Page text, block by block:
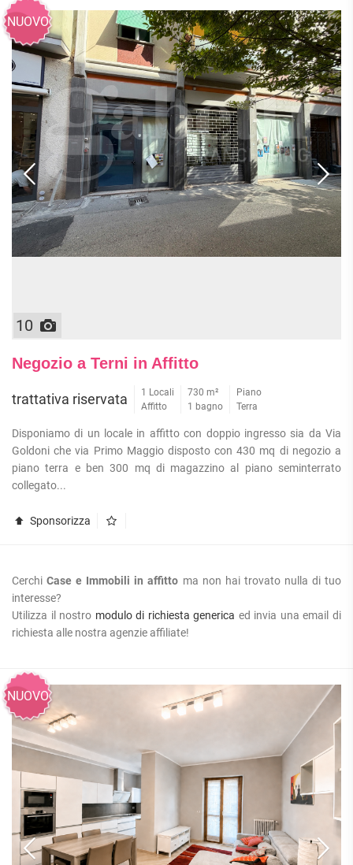
10
NUOVO
Negozio a Terni in Affitto
trattativa riservata
1 Locali
Affitto
730 m²
1 bagno
Piano
Terra
Disponiamo di un locale in affitto con doppio ingresso sia da Via
Goldoni che via Primo Maggio disposto con 430 mq di negozio a
piano terra e ben 300 mq di magazzino al piano seminterrato
collegato...
Sponsorizza
CerchiCase e Immobili in affitto ma non hai trovato nulla di tuo
interesse?
Utilizza il nostro modulo di richiesta generica ed invia una email di
richiesta alle nostra agenzie affiliate!
NUOVO